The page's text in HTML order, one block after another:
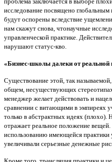
исследование посвящено глобальным
будут оспорены вследствие
нам скажут снова, чтонаучные
управленческой практике.
нарушают статус-кво.
«Бизнес-школы далеки от реальной
Существование этой, так
общем, несуществующих
менеджер желает действовать и
сравнении с витающими в эмпиреях
только в абстрактных идеях (плохо).
отражает реальное положение
использованию имеющейся
увеличивали серьезные денежные